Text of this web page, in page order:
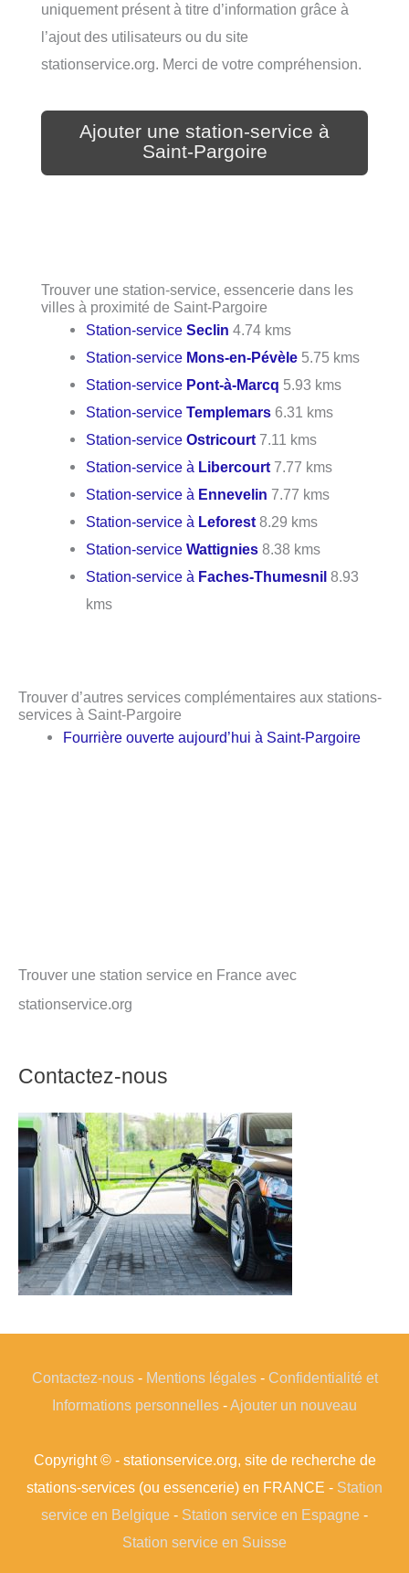
uniquement présent à titre d’information grâce à
l’ajout des utilisateurs ou du site
stationservice.org. Merci de votre compréhension.
Ajouter une station-service à
Saint-Pargoire
Trouver une station-service, essencerie dans les
villes à proximité de Saint-Pargoire
Station-serviceSeclin 4.74 kms
Station-service Mons-en-Pévèle 5.75 kms
Station-service Pont-à-Marcq 5.93 kms
Station-serviceTemplemars 6.31 kms
Station-serviceOstricourt 7.11 kms
Station-service à Libercourt 7.77 kms
Station-service à Ennevelin 7.77 kms
Station-service à Leforest 8.29 kms
Station-serviceWattignies 8.38 kms
Station-service à Faches-Thumesnil 8.93
kms
Trouver d’autres services complémentaires aux stations-
services à Saint-Pargoire
Fourrière ouverte aujourd’hui à Saint-Pargoire
Trouver une station service en France avec
stationservice.org
Contactez-nous
Contactez-nous- Mentions légales- Confidentialité et
Informations personnelles -Ajouter un nouveau
Copyright © - stationservice.org, site de recherche de
stations-services (ou essencerie) en FRANCE - Station
service en Belgique - Station service en Espagne -
Station service en Suisse